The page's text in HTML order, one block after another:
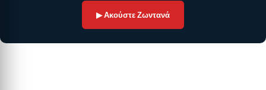
▶ Ακούστε Ζωντανά